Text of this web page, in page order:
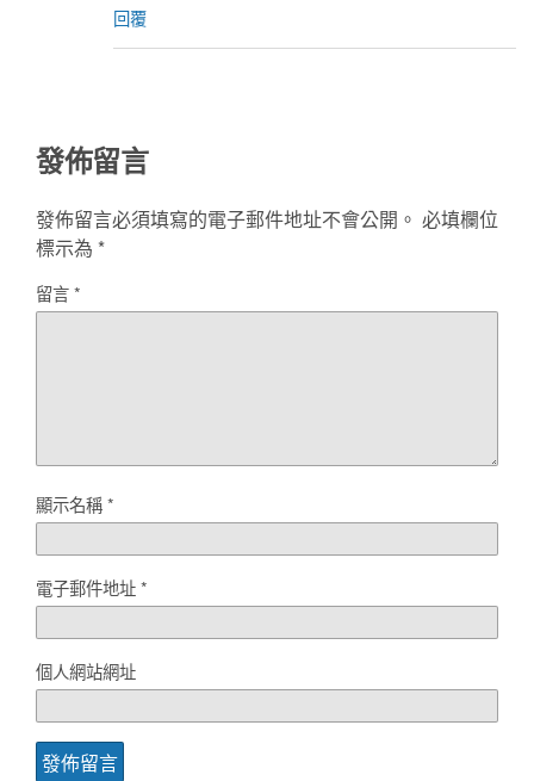
回覆
發佈留言
發佈留言必須填寫的電子郵件地址不會公開。 必填欄位
標示為 *
留言*
顯示名稱*
電子郵件地址*
個人網站網址